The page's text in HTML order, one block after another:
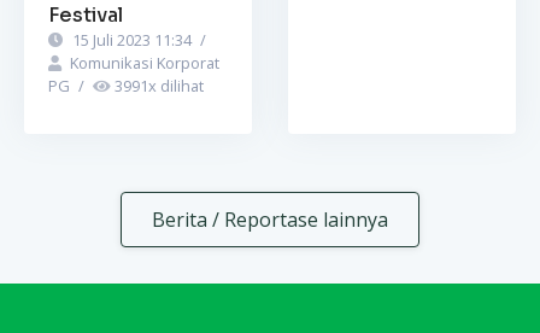
Festival
15 Juli 2023 11:34 /
Komunikasi Korporat
PG / 3991x dilihat
Berita / Reportase lainnya